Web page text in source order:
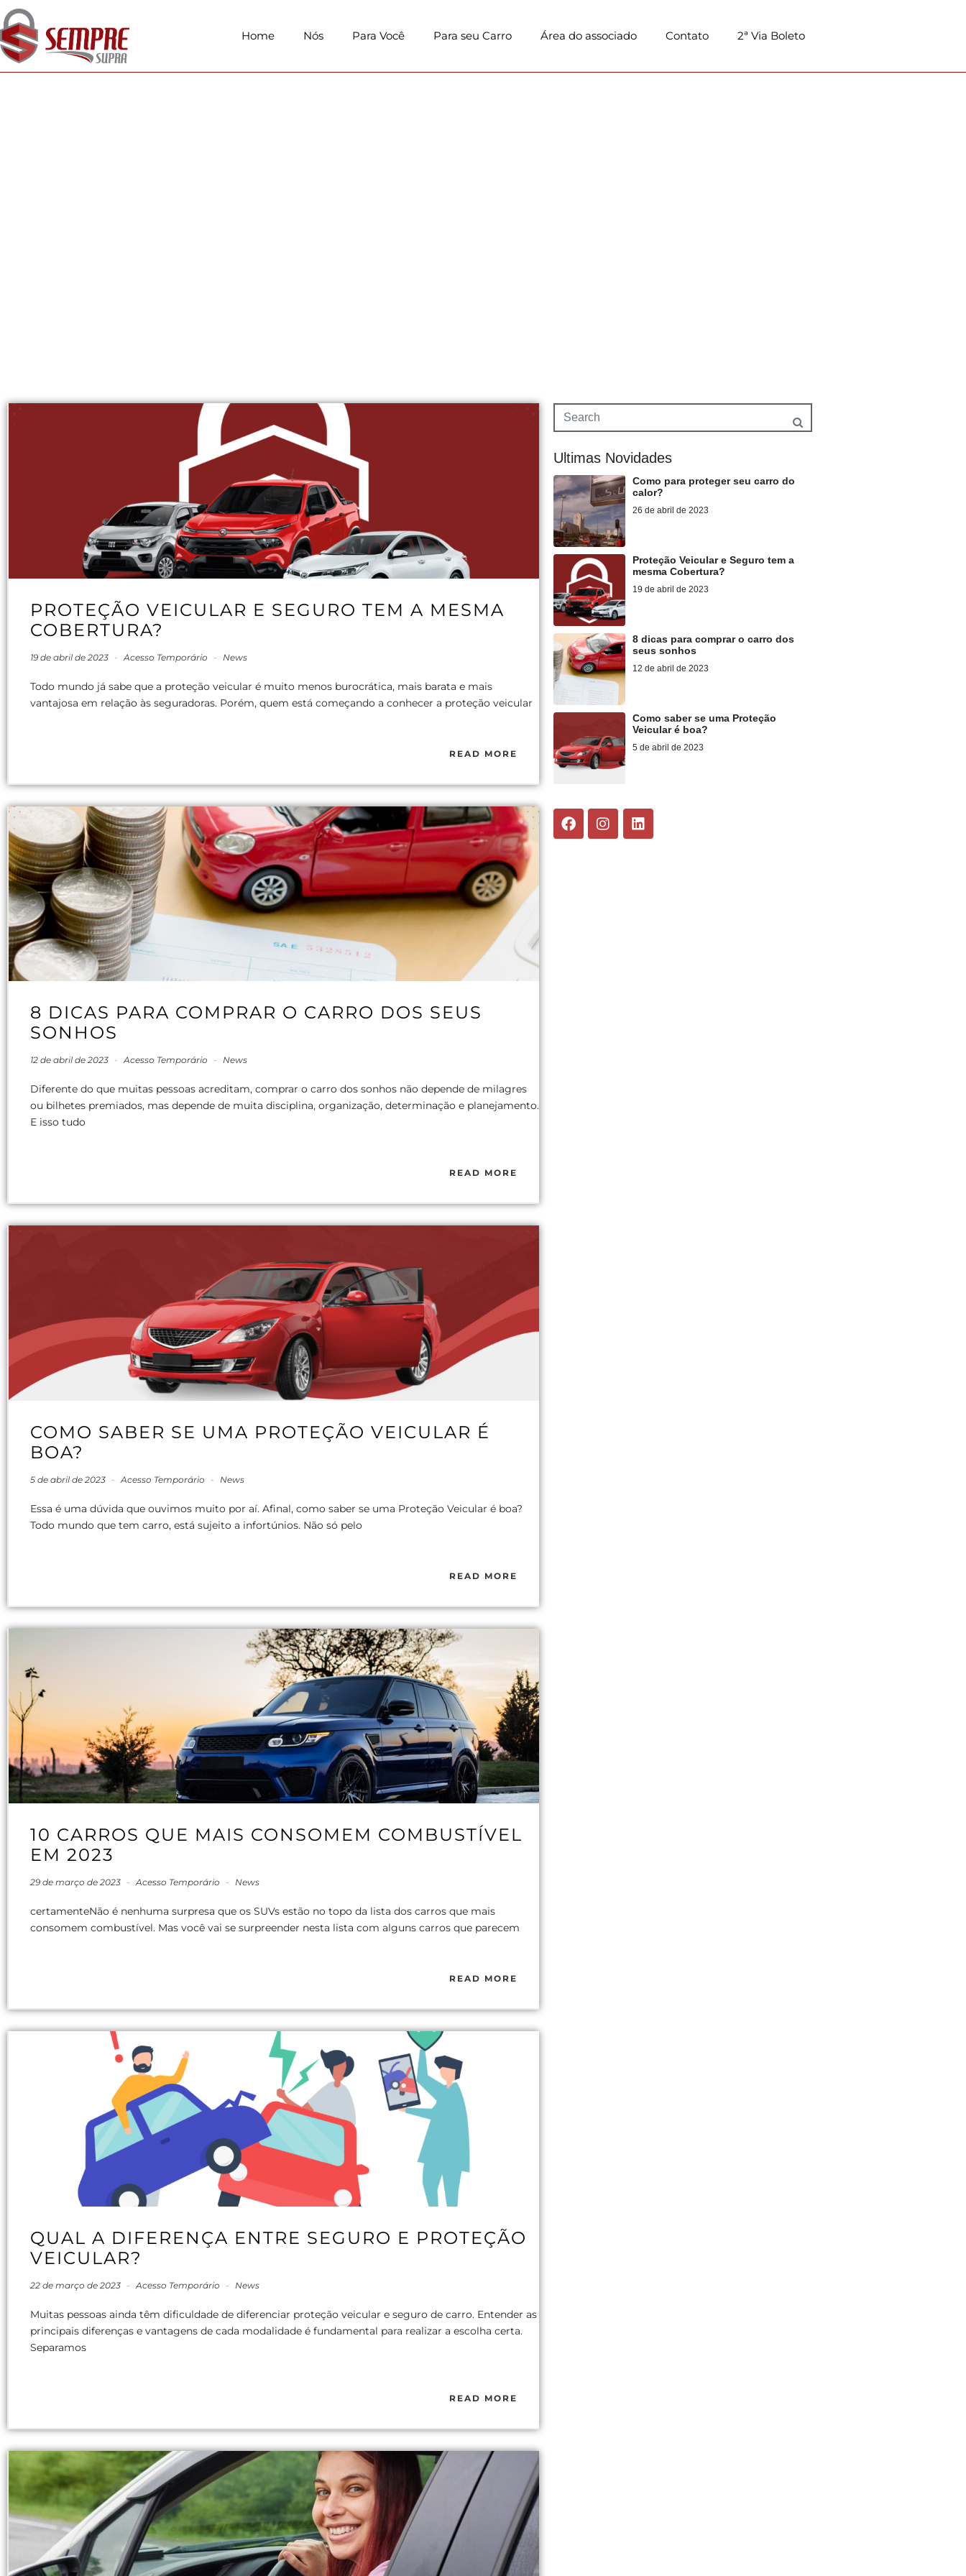
Home Nós Para Você Para seu Carro Área do associado Contato 2ª Via Boleto
PROTEÇÃO VEICULAR E SEGURO TEM A MESMA
COBERTURA?
19 de abril de 2023 - Acesso Temporário - News
Todo mundo já sabe que a proteção veicular é muito menos burocrática, mais barata e mais
vantajosa em relação às seguradoras. Porém, quem está começando a conhecer a proteção veicular
READ MORE
8 DICAS PARA COMPRAR O CARRO DOS SEUS
SONHOS
12 de abril de 2023 - Acesso Temporário - News
Diferente do que muitas pessoas acreditam, comprar o carro dos sonhos não depende de milagres
ou bilhetes premiados, mas depende de muita disciplina, organização, determinação e planejamento.
E isso tudo
READ MORE
COMO SABER SE UMA PROTEÇÃO VEICULAR É
BOA?
5 de abril de 2023 - Acesso Temporário - News
Essa é uma dúvida que ouvimos muito por aí. Afinal, como saber se uma Proteção Veicular é boa?
Todo mundo que tem carro, está sujeito a infortúnios. Não só pelo
READ MORE
10 CARROS QUE MAIS CONSOMEM COMBUSTÍVEL
EM 2023
29 de março de 2023 - Acesso Temporário - News
certamenteNão é nenhuma surpresa que os SUVs estão no topo da lista dos carros que mais
consomem combustível. Mas você vai se surpreender nesta lista com alguns carros que parecem
READ MORE
QUAL A DIFERENÇA ENTRE SEGURO E PROTEÇÃO
VEICULAR?
22 de março de 2023 - Acesso Temporário - News
Muitas pessoas ainda têm dificuldade de diferenciar proteção veicular e seguro de carro. Entender as
principais diferenças e vantagens de cada modalidade é fundamental para realizar a escolha certa.
Separamos
READ MORE
Ultimas Novidades
Como para proteger seu carro do
calor?
26 de abril de 2023
Proteção Veicular e Seguro tem a
mesma Cobertura?
19 de abril de 2023
8 dicas para comprar o carro dos
seus sonhos
12 de abril de 2023
Como saber se uma Proteção
Veicular é boa?
5 de abril de 2023